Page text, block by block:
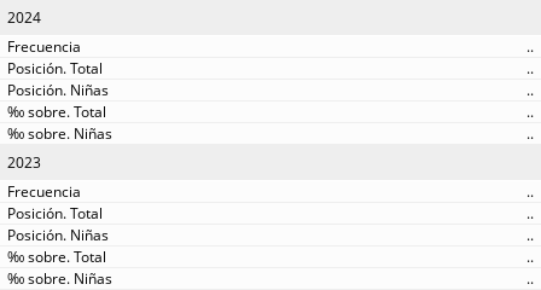
2024
..
..
..
..
..
2023
..
..
..
..
..